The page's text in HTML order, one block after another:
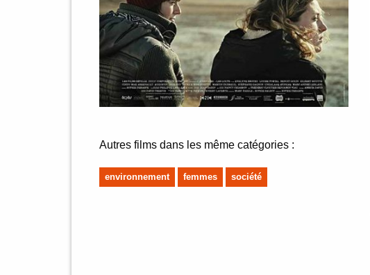
Autres films dans les même catégories :
environnement femmes société